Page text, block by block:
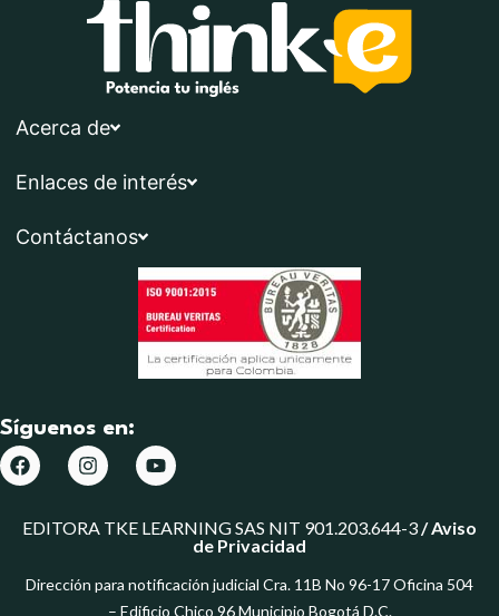
Acerca de
Enlaces de interés
Contáctanos
Síguenos en:
EDITORA TKE LEARNING SAS NIT 901.203.644-3/Aviso
de Privacidad
Dirección para notificación judicial Cra. 11B No 96-17 Oficina 504
– Edificio Chico 96 Municipio Bogotá D.C.